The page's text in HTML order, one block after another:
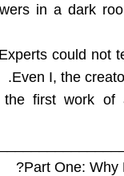
in a dark
could not
Even I, the
the first work
Part One: Why